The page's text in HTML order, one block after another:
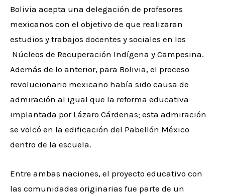
Bolivia acepta una delegación de profesores
mexicanos con el objetivo de que realizaran
estudios y trabajos docentes y sociales en los
Núcleos de Recuperación Indígena y Campesina.
Además de lo anterior, para Bolivia, el proceso
revolucionario mexicano había sido causa de
admiración al igual que la reforma educativa
implantada por Lázaro Cárdenas; esta admiración
se volcó en la edificación del Pabellón México
dentro de la escuela.
Entre ambas naciones, el proyecto educativo con
las comunidades originarias fue parte de un